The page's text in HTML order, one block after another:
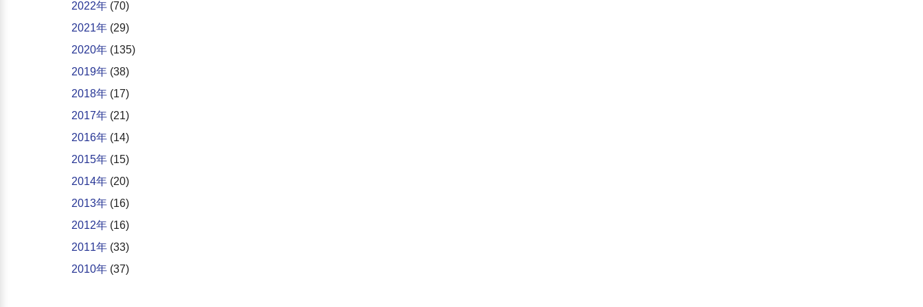
2022年 (70)
2021年 (29)
2020年 (135)
2019年 (38)
2018年 (17)
2017年 (21)
2016年 (14)
2015年 (15)
2014年 (20)
2013年 (16)
2012年 (16)
2011年 (33)
2010年 (37)